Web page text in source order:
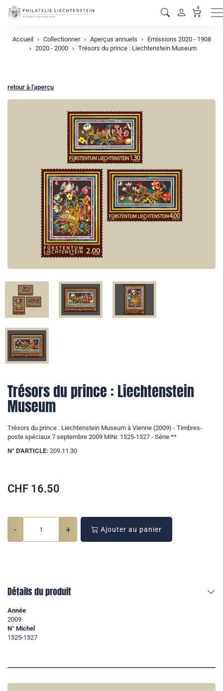
0
Accueil Collectionner Aperçus annuels
Emissions 2020 - 1908
2020 - 2000
Trésors du prince : Liechtenstein Museum
retour à l'aperçu
Trésors du prince : Liechtenstein
Museum
Trésors du prince : Liechtenstein Museum à Vienne (2009) - Timbres-
poste spéciaux 7 septembre 2009 MiNr. 1525-1527 - Série **
N° D'ARTICLE: 209.11.30
CHF 16.50
- + Ajouter au panier
Détails du produit
Année
2009
N° Michel
1525-1527